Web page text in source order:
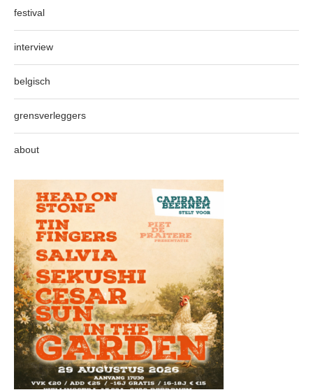
festival
interview
belgisch
grensverleggers
about